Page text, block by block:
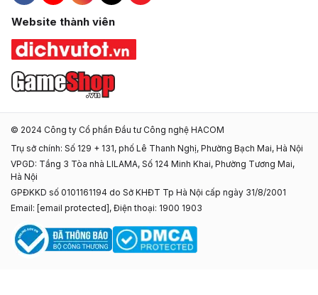
Website thành viên
© 2024 Công ty Cổ phần Đầu tư Công nghệ HACOM
Trụ sở chính: Số 129 + 131, phố Lê Thanh Nghị, Phường Bạch Mai, Hà Nội
VPGD: Tầng 3 Tòa nhà LILAMA, Số 124 Minh Khai, Phường Tương Mai,
Hà Nội
GPĐKKD số 0101161194 do Sở KHĐT Tp Hà Nội cấp ngày 31/8/2001
Email: [email protected] , Điện thoại: 1900 1903